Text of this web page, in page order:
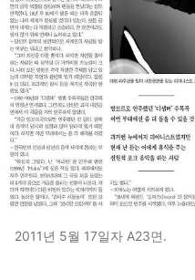
2011년 5월 17일자 A23면.